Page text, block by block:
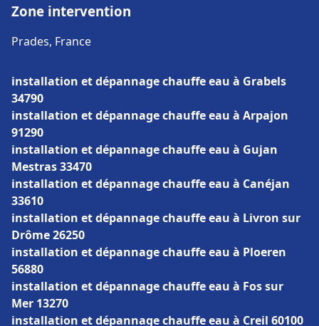
Zone intervention
Prades, France
installation et dépannage chauffe eau à Grabels
34790
installation et dépannage chauffe eau à Arpajon
91290
installation et dépannage chauffe eau à Gujan
Mestras 33470
installation et dépannage chauffe eau à Canéjan
33610
installation et dépannage chauffe eau à Livron sur
Drôme 26250
installation et dépannage chauffe eau à Ploeren
56880
installation et dépannage chauffe eau à Fos sur
Mer 13270
installation et dépannage chauffe eau à Creil 60100